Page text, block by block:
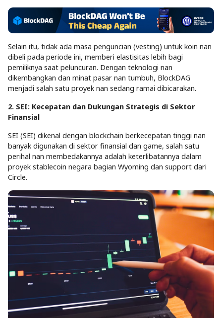
Selain itu, tidak ada masa penguncian (vesting) untuk koin nan
dibeli pada periode ini, memberi elastisitas lebih bagi
pemiliknya saat peluncuran. Dengan teknologi nan
dikembangkan dan minat pasar nan tumbuh, BlockDAG
menjadi salah satu proyek nan sedang ramai dibicarakan.
2. SEI: Kecepatan dan Dukungan Strategis di Sektor
Finansial
SEI (SEI) dikenal dengan blockchain berkecepatan tinggi nan
banyak digunakan di sektor finansial dan game, salah satu
perihal nan membedakannya adalah keterlibatannya dalam
proyek stablecoin negara bagian Wyoming dan support dari
Circle.